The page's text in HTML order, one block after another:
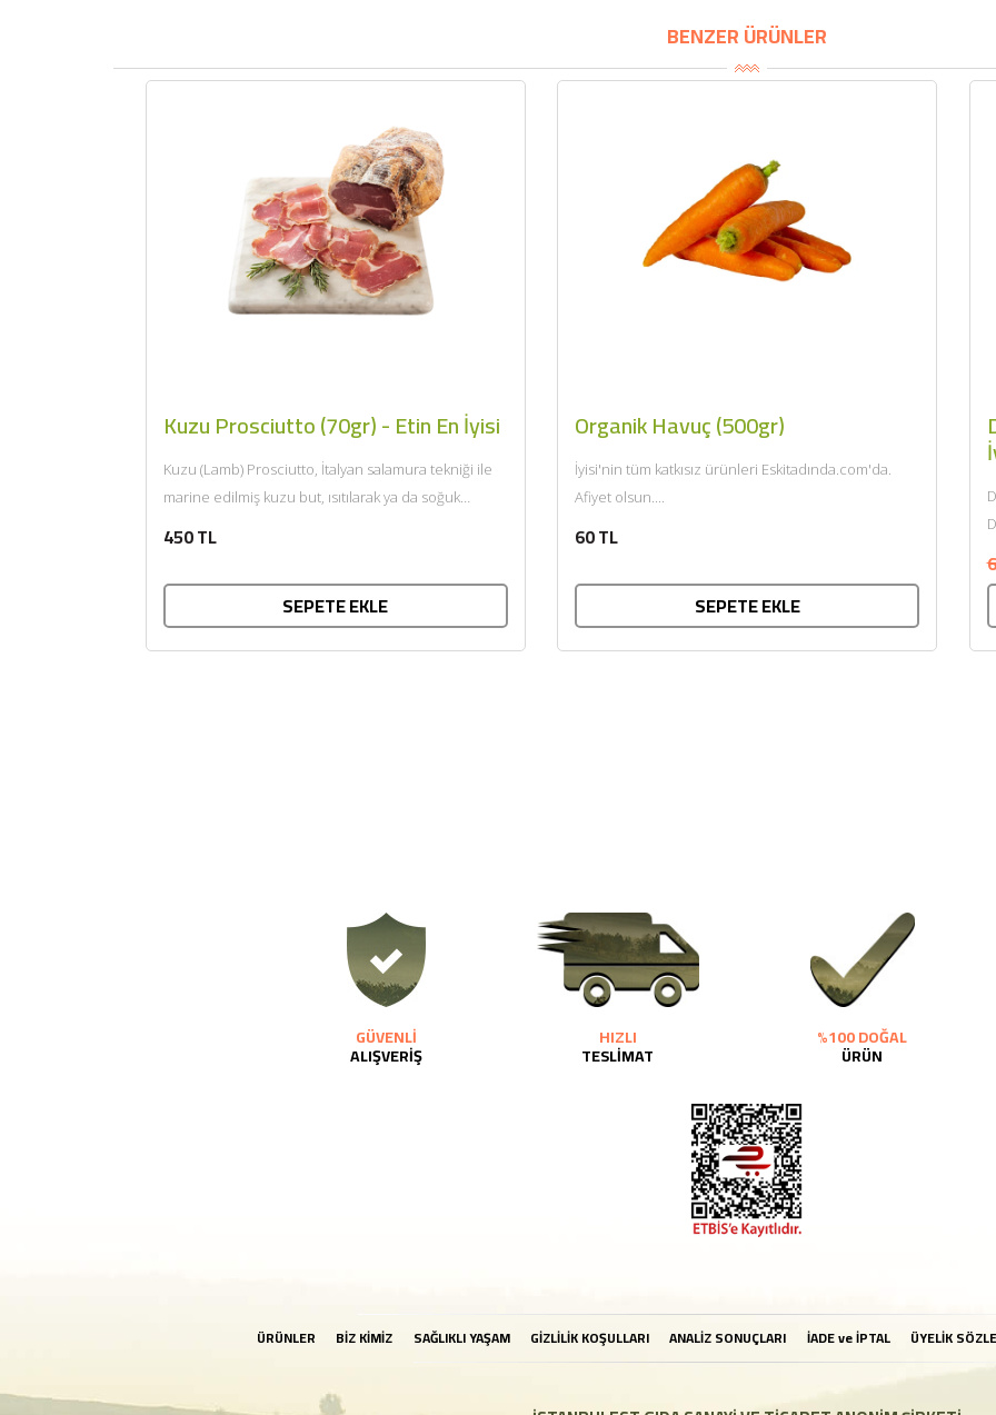
BENZER ÜRÜNLER
Kuzu Prosciutto (70gr) - Etin En İyisi
Kuzu (Lamb) Prosciutto, İtalyan salamura tekniği ile
marine edilmiş kuzu but, ısıtılarak ya da soğuk
450 TL
SEPETE EKLE
Organik Havuç (500gr)
İyisi'nin tüm katkısız ürünleri Eskitadında.com'da.
Afiyet olsun....
60 TL
SEPETE EKLE
GÜVENLİ
ALIŞVERİŞ
HIZLI
TESLİMAT
%100 DOĞAL
ÜRÜN
ÜRÜNLER BİZ KİMİZ SAĞLIKLI YAŞAM GİZLİLİK KOŞULLARI ANALİZ SONUÇLARI İADE ve İPTAL ÜYELİK